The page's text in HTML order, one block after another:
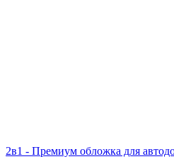
2в1 - Премиум обложка для